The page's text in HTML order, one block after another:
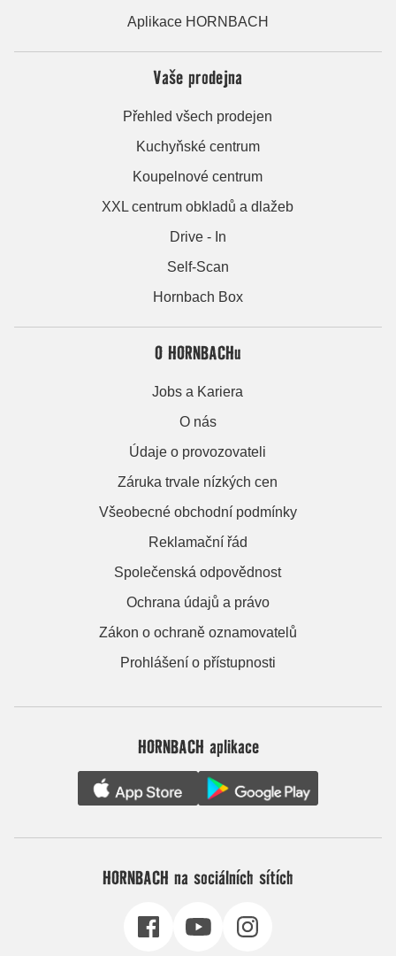
Aplikace HORNBACH
Vaše prodejna
Přehled všech prodejen
Kuchyňské centrum
Koupelnové centrum
XXL centrum obkladů a dlažeb
Drive - In
Self-Scan
Hornbach Box
O HORNBACHu
Jobs a Kariera
O nás
Údaje o provozovateli
Záruka trvale nízkých cen
Všeobecné obchodní podmínky
Reklamační řád
Společenská odpovědnost
Ochrana údajů a právo
Zákon o ochraně oznamovatelů
Prohlášení o přístupnosti
HORNBACH aplikace
HORNBACH na sociálních sítích